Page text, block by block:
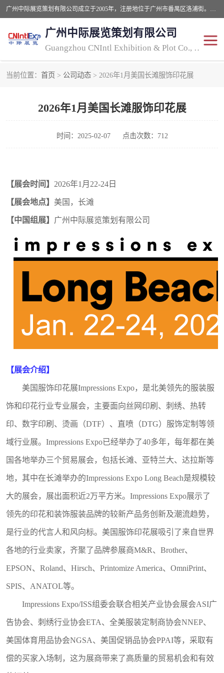
广州中际展览策划有限公司成立于2005年，注册地位于广州市番禺区洛浦街。经营范围包括会议及展览服务，大型活动组织策划服务，展台设计服务，广告业等；主要从事国外广告、标识、印花、LED、照明、光电、灯光、音响、视听、电子展览会等，展位预定-展品运输-签证-行程安排-补贴一站式服务。
广州中际展览策划有限公司
Guangzhou CNIntl Exhibition & Plot Co., Ltd.
当前位置： 首页 > 公司动态 > 2026年1月美国长滩服饰印花展
2026年1月美国长滩服饰印花展
时间：2025-02-07 点击次数：712
【展会时间】 2026年1 月 22-24 日
【展会地点】 美国， 长滩
【中国组展】 广州中际展览策划有限公司
【展会介绍】
美国服饰印花展Impressions Expo，是北美领先的服装服
饰和印花行业专业展会，主要面向丝网印刷、刺绣、热转
印、数字印刷、烫画（DTF）、直喷（DTG）服饰定制等领
域行业展。Impressions Expo已经举办了40多年，每年都在美
国各地举办三个贸易展会，包括长滩、亚特兰大、达拉斯等
地，其中在长滩举办的Impressions Expo Long Beach是规模较
大的展会，展出面积近2万平方米。Impressions Expo展示了
领先的印花和装饰服装品牌的较新产品务创新及潮流趋势，
是行业的代言人和风向标。美国服饰印花展吸引了来自世界
各地的行业卖家，齐聚了品牌参展商M&R、Brother、
EPSON、Roland、Hirsch、Printomize America、OmniPrint、
SPIS、ANATOL等。
Impressions Expo/ISS组委会联合相关产业协会展会ASI广
告协会、刺绣行业协会ETA、全美服装定制商协会NNEP、
美国体育用品协会NGSA、美国促销品协会PPAI等， 采取有
偿的买家入场制，这为展商带来了高质量的贸易机会和有效
照明展 展品运输
视听-灯光音响展